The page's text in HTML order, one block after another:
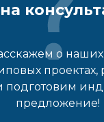
о наших
проектах,
подготовим
предложение!